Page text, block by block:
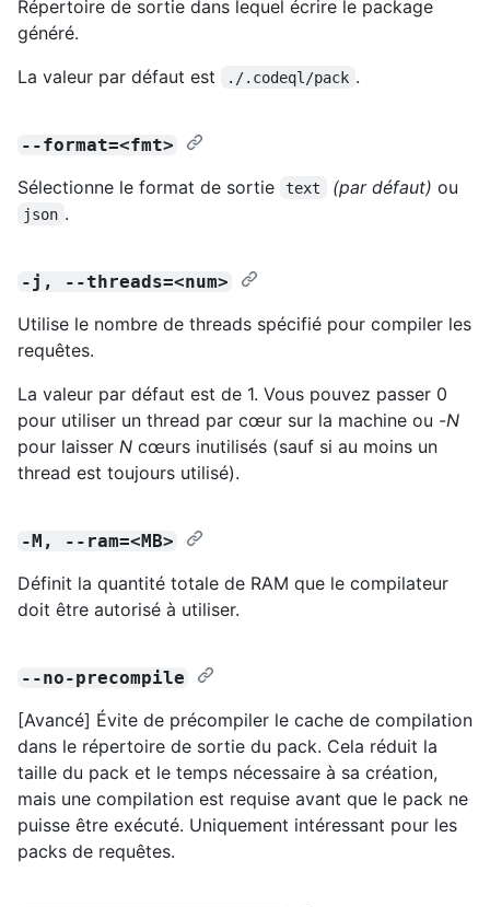
Répertoire de sortie dans lequel écrire le package
généré.
La valeur par défaut est
./.codeql/pack .
--format=<fmt>
Sélectionne le format de sortie text (par défaut) ou
json .
-j, --threads=<num>
Utilise le nombre de threads spécifié pour compiler les
requêtes.
La valeur par défaut est de 1. Vous pouvez passer 0
pour utiliser un thread par cœur sur la machine ou -N
pour laisser N cœurs inutilisés (sauf si au moins un
thread est toujours utilisé).
-M, --ram=<MB>
Définit la quantité totale de RAM que le compilateur
doit être autorisé à utiliser.
--no-precompile
[Avancé] Évite de précompiler le cache de compilation
dans le répertoire de sortie du pack. Cela réduit la
taille du pack et le temps nécessaire à sa création,
mais une compilation est requise avant que le pack ne
puisse être exécuté. Uniquement intéressant pour les
packs de requêtes.